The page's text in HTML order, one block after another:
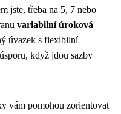
jste, třeba na 5, 7 nebo
variabilní úroková
úvazek s flexibilní
když jdou sazby
vám pomohou zorientovat